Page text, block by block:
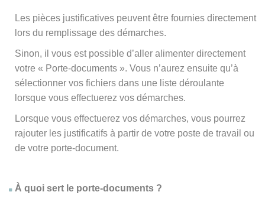
Les pièces justificatives peuvent être fournies directement
lors du remplissage des démarches.
Sinon, il vous est possible d’aller alimenter directement
votre « Porte-documents ». Vous n’aurez ensuite qu’à
sélectionner vos fichiers dans une liste déroulante
lorsque vous effectuerez vos démarches.
Lorsque vous effectuerez vos démarches, vous pourrez
rajouter les justificatifs à partir de votre poste de travail ou
de votre porte-document.
À quoi sert le porte-documents ?